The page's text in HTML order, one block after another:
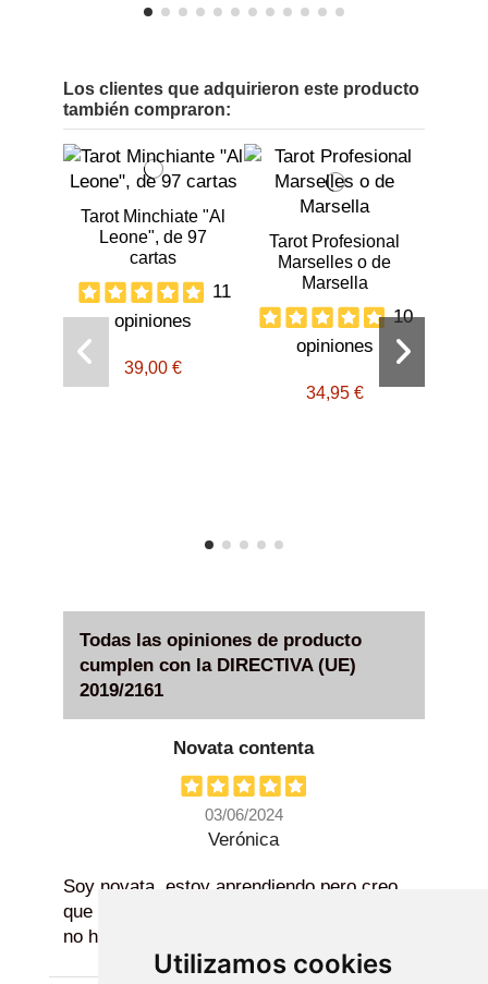
Utilizamos cookies
Los clientes que adquirieron este producto
también compraron:
Tarot Minchiate "Al
Leone", de 97
cartas
11
opiniones
39,00 €
Tarot Profesional
Marselles o de
Marsella
10
opiniones
34,95 €
Todas las opiniones de producto
cumplen con la DIRECTIVA (UE)
2019/2161
Novata contenta
03/06/2024
Verónica
Soy novata, estoy aprendiendo pero creo
que como primer mazo de experimentación
no he podido escoger mejor.